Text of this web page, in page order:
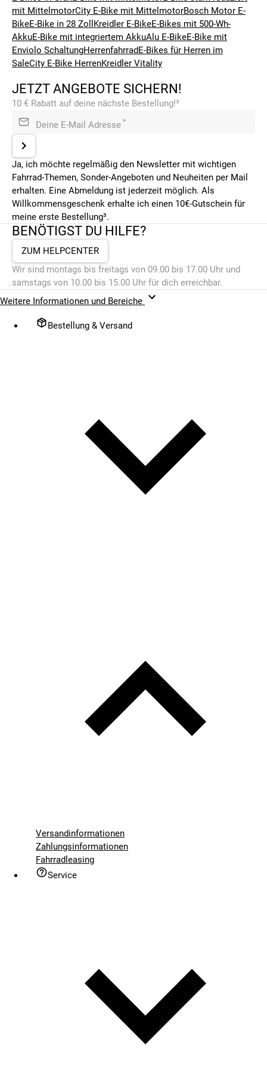
mit MittelmotorCity E-Bike mit MittelmotorBosch Motor E-
BikeE-Bike in 28 Zoll Kreidler E-BikeE-Bikes mit 500-Wh-
AkkuE-Bike mit integriertem AkkuAlu E-BikeE-Bike mit
Enviolo SchaltungHerrenfahrradE-Bikes für Herren im
SaleCity E-Bike HerrenKreidler Vitality
JETZT ANGEBOTE SICHERN!
10 € Rabatt auf deine nächste Bestellung!³
Deine E-Mail Adresse *
Ja, ich möchte regelmäßig den Newsletter mit wichtigen
Fahrrad-Themen, Sonder-Angeboten und Neuheiten per Mail
erhalten. Eine Abmeldung ist jederzeit möglich. Als
Willkommensgeschenk erhalte ich einen 10€-Gutschein für
meine erste Bestellung³.
BENÖTIGST DU HILFE?
ZUM HELPCENTER
Wir sind montags bis freitags von 09.00 bis 17.00 Uhr und
samstags von 10.00 bis 15.00 Uhr für dich erreichbar.
Weitere Informationen und Bereiche
Bestellung & Versand
Versandinformationen
Zahlungsinformationen
Fahrradleasing
Service